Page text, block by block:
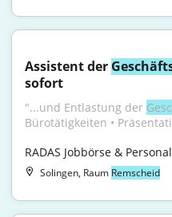
Assistent der
sofort
"...und Entlastung der
Bürotätigkeiten •
RADAS Jobbörse &
Solingen, Raum Remscheid